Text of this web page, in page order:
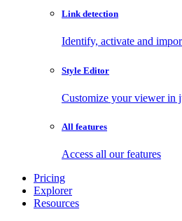
Link detection
Identify, activate and
Style Editor
Customize your viewer in
All features
Access all our features
Pricing
Explorer
Resources